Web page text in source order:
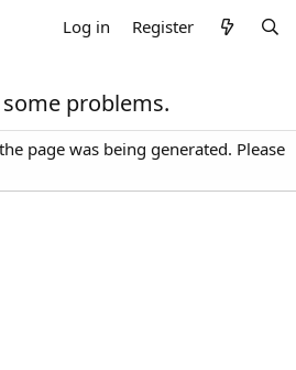
Log in Register
problems.
page was being generated. Please